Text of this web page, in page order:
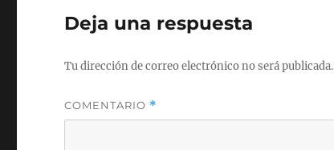
Deja una respuesta
Tu dirección de correo electrónico no será publicada.
COMENTARIO *